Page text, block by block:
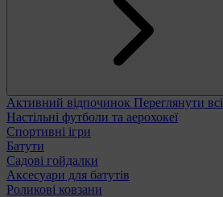
Активний відпочинок Переглянути всі
Настільні футболи та аерохокеї
Спортивні ігри
Батути
Садові гойдалки
Аксесуари для батутів
Роликові ковзани